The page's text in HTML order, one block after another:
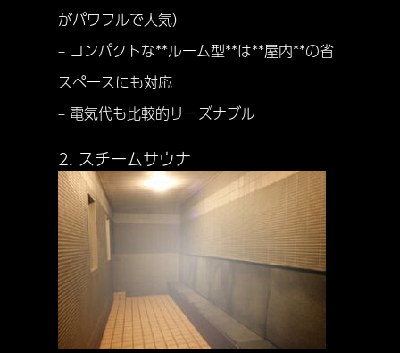
がパワフルで人気）
– コンパクトな**ルーム型**は**屋内**の省
スペースにも対応
– 電気代も比較的リーズナブル
2. スチームサウナ